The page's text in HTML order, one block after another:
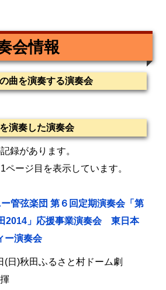
会情報
曲を演奏する演奏会
演奏した演奏会
録があります。
ページ目を表示しています。
管弦楽団 第６回定期演奏会「第
2014」応援事業演奏会 東日本
ー演奏会
(日)秋田ふるさと村ドーム劇